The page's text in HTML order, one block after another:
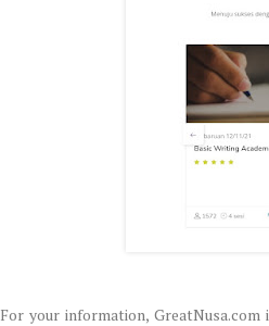
For your information,